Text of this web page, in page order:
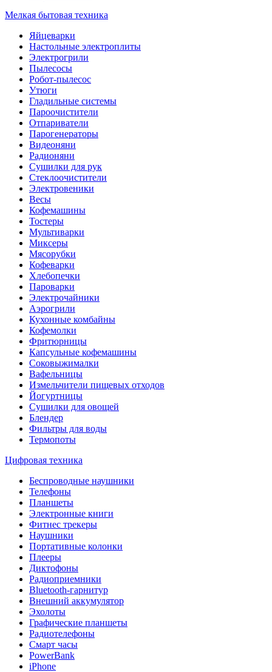
Мелкая бытовая техника
Яйцеварки
Настольные электроплиты
Электрогрили
Пылесосы
Робот-пылесос
Утюги
Гладильные системы
Пароочистители
Отпариватели
Парогенераторы
Видеоняни
Радионяни
Сушилки для рук
Стеклоочистители
Электровеники
Весы
Кофемашины
Тостеры
Мультиварки
Миксеры
Мясорубки
Кофеварки
Хлебопечки
Пароварки
Электрочайники
Аэрогрили
Кухонные комбайны
Кофемолки
Фритюрницы
Капсульные кофемашины
Соковыжималки
Вафельницы
Измельчители пищевых отходов
Йогуртницы
Сушилки для овощей
Блендер
Фильтры для воды
Термопоты
Цифровая техника
Беспроводные наушники
Телефоны
Планшеты
Электронные книги
Фитнес трекеры
Наушники
Портативные колонки
Плееры
Диктофоны
Радиоприемники
Bluetooth-гарнитур
Внешний аккумулятор
Эхолоты
Графические планшеты
Радиотелефоны
Смарт часы
PowerBank
iPhone